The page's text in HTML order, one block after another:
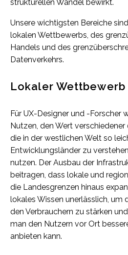
strukturellen Wandel bewirkt.
Unsere wichtigsten Bereiche
lokalen Wettbewerbs, des
Handels und des
Datenverkehrs.
Lokaler Wettbewerb
Für UX-Designer und -Forscher
Nutzen, den Wert
die in der westlichen Welt so
Entwicklungsländer zu
nutzen. Der Ausbau der
beitragen, dass lokale und
die Landesgrenzen hinaus
lokales Wissen unerlässlich, um
den Verbrauchern zu stärken
man den Nutzern vor Ort
anbieten kann.